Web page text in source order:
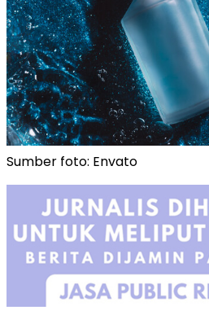
Sumber foto: Envato